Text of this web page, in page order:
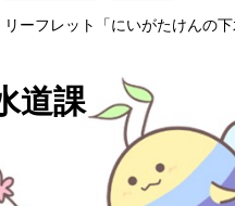
リーフレット「にいがたけんの下
道課